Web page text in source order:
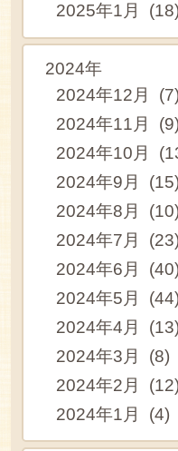
2025年1月 (18)
2024年
2024年12月 (7)
2024年11月 (9)
2024年10月
2024年9月 (15)
2024年8月 (10)
2024年7月 (23)
2024年6月 (40)
2024年5月 (44)
2024年4月 (13)
2024年3月 (8)
2024年2月 (12)
2024年1月 (4)